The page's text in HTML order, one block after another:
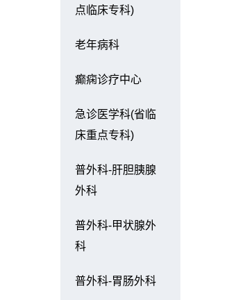
点临床专科)
老年病科
癫痫诊疗中心
急诊医学科(省临
床重点专科)
普外科-肝胆胰腺
外科
普外科-甲状腺外
科
普外科-胃肠外科